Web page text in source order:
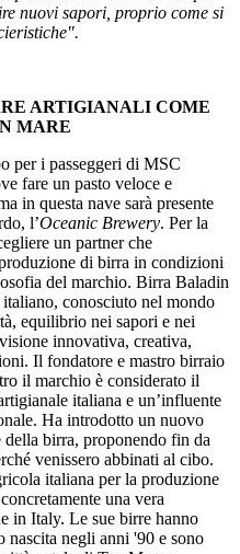
stampa prodotto da MSC
ULTERIORMENTE
CON UNA NUOVA
SULLA COMPETENZA
con MSC Crociere
birre artigianali "oceaniche"
bordo
partnership che arricchirà
MSC World Europa
Musso, che ha creato il
con MSC Crociere
di birre artigianali firmate
nel microbirrificio che si
e servirà la gamma di
acqua di mare desalinizzata
pils, una bitter e una birra di